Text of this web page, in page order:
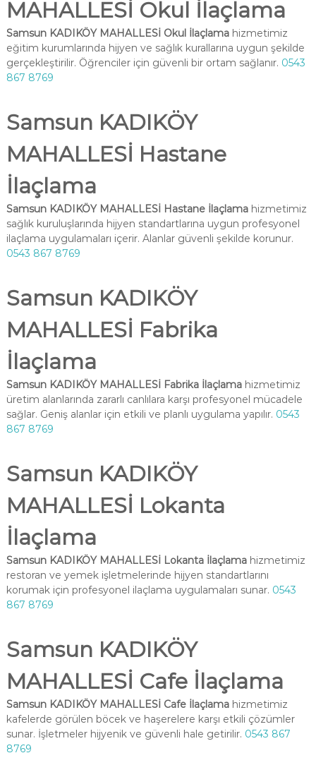
MAHALLESİ Okul İlaçlama
Samsun KADIKÖY MAHALLESİ Okul İlaçlamahizmetimiz
eğitim kurumlarında hijyen ve sağlık kurallarına uygun şekilde
gerçekleştirilir. Öğrenciler için güvenli bir ortam sağlanır. 0543
867 8769
Samsun KADIKÖY
MAHALLESİ Hastane
İlaçlama
Samsun KADIKÖY MAHALLESİ Hastane İlaçlamahizmetimiz
sağlık kuruluşlarında hijyen standartlarına uygun profesyonel
ilaçlama uygulamaları içerir. Alanlar güvenli şekilde korunur.
0543 867 8769
Samsun KADIKÖY
MAHALLESİ Fabrika
İlaçlama
Samsun KADIKÖY MAHALLESİ Fabrika İlaçlamahizmetimiz
üretim alanlarında zararlı canlılara karşı profesyonel mücadele
sağlar. Geniş alanlar için etkili ve planlı uygulama yapılır. 0543
867 8769
Samsun KADIKÖY
MAHALLESİ Lokanta
İlaçlama
Samsun KADIKÖY MAHALLESİ Lokanta İlaçlamahizmetimiz
restoran ve yemek işletmelerinde hijyen standartlarını
korumak için profesyonel ilaçlama uygulamaları sunar. 0543
867 8769
Samsun KADIKÖY
MAHALLESİ Cafe İlaçlama
Samsun KADIKÖY MAHALLESİ Cafe İlaçlamahizmetimiz
kafelerde görülen böcek ve haşerelere karşı etkili çözümler
sunar. İşletmeler hijyenik ve güvenli hale getirilir. 0543 867
8769